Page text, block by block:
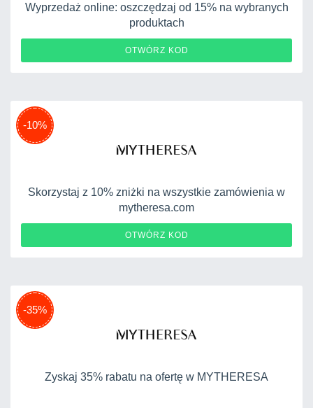
Wyprzedaż online: oszczędzaj od 15% na wybranych
produktach
OTWÓRZ KOD
-10%
Skorzystaj z 10% zniżki na wszystkie zamówienia w
mytheresa.com
OTWÓRZ KOD
-35%
Zyskaj 35% rabatu na ofertę w MYTHERESA